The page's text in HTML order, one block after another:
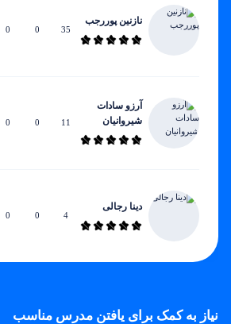
نازنین پوررجب
35
0
0
آرزو سادات
شیروانیان
11
0
0
دینا رجالی
4
0
0
نیاز به کمک برای یافتن مدرس مناسب